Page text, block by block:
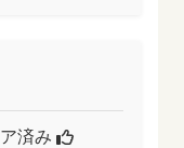
済み